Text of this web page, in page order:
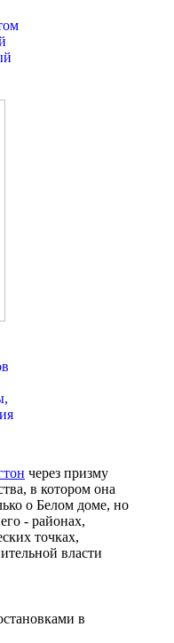
через призму
в котором она
о Белом доме, но
- районах,
точках,
власти
в